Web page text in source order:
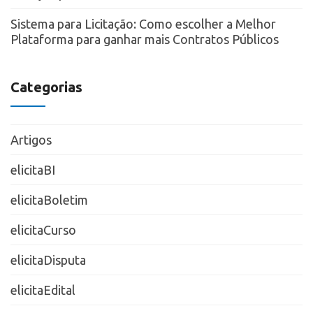
Sistema para Licitação: Como escolher a Melhor
Plataforma para ganhar mais Contratos Públicos
Categorias
Artigos
elicitaBI
elicitaBoletim
elicitaCurso
elicitaDisputa
elicitaEdital